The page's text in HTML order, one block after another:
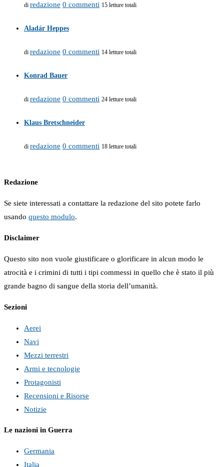
di redazione 0 commenti 15 letture totali
Aladár Heppes
di redazione 0 commenti 14 letture totali
Konrad Bauer
di redazione 0 commenti 24 letture totali
Klaus Bretschneider
di redazione 0 commenti 18 letture totali
Redazione
Se siete interessati a contattare la redazione del sito potete farlo
usando questo modulo.
Disclaimer
Questo sito non vuole giustificare o glorificare in alcun modo le
atrocità e i crimini di tutti i tipi commessi in quello che è stato il più
grande bagno di sangue della storia dell’umanità.
Sezioni
Aerei
Navi
Mezzi terrestri
Armi e tecnologie
Protagonisti
Recensioni e Risorse
Notizie
Le nazioni in Guerra
Germania
Italia